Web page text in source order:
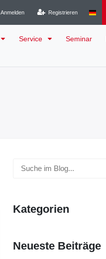
Anmelden
Registrieren
Service Seminar
Kategorien
Neueste Beiträge